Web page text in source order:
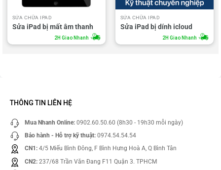
SỬA CHỮA IPAD
Sửa iPad bị mất âm thanh
2H Giao Nhanh
SỬA CHỮA IPAD
Sửa iPad bị dính icloud
2H Giao Nhanh
THÔNG TIN LIÊN HỆ
Mua Nhanh Online: 0902.60.50.60 (8h30 - 19h30 mỗi ngày)
Bảo hành - Hỗ trợ kỹ thuật: 0974.54.54.54
CN1: 4/5 Miếu Bình Đông, F Bình Hưng Hoà A, Q Bình Tân
CN2: 237/68 Trần Văn Đang F11 Quận 3. TPHCM